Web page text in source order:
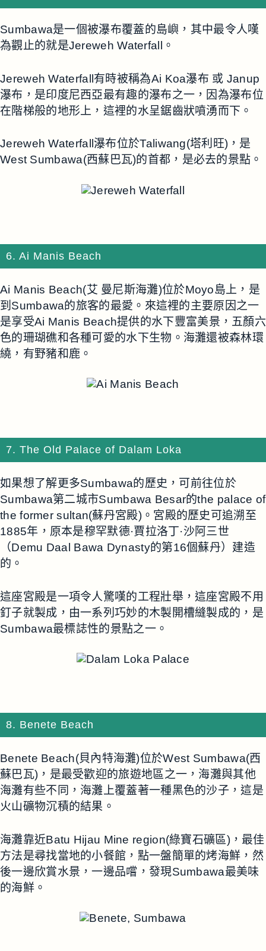
Sumbawa是一個被瀑布覆蓋的島嶼，其中最令人嘆
為觀止的就是Jereweh Waterfall。
Jereweh Waterfall有時被稱為Ai Koa瀑布 或 Janup
瀑布，是印度尼西亞最有趣的瀑布之一，因為瀑布位
在階梯般的地形上，這裡的水呈鋸齒狀噴湧而下。
Jereweh Waterfall瀑布位於Taliwang(塔利旺)，是
West Sumbawa(西蘇巴瓦)的首都，是必去的景點。
6. Ai Manis Beach
Ai Manis Beach(艾 曼尼斯海灘)位於Moyo島上，是
到Sumbawa的旅客的最愛。來這裡的主要原因之一
是享受Ai Manis Beach提供的水下豐富美景，五顏六
色的珊瑚礁和各種可愛的水下生物。海灘還被森林環
繞，有野豬和鹿。
7. The Old Palace of Dalam Loka
如果想了解更多Sumbawa的歷史，可前往位於
Sumbawa第二城市Sumbawa Besar的the palace of
the former sultan(蘇丹宮殿)。宮殿的歷史可追溯至
1885年，原本是穆罕默德·賈拉洛丁·沙阿三世
（Demu Daal Bawa Dynasty的第16個蘇丹）建造
的。
這座宮殿是一項令人驚嘆的工程壯舉，這座宮殿不用
釘子就製成，由一系列巧妙的木製開槽縫製成的，是
Sumbawa最標誌性的景點之一。
8. Benete Beach
Benete Beach(貝內特海灘)位於West Sumbawa(西
蘇巴瓦)，是最受歡迎的旅遊地區之一，海灘與其他
海灘有些不同，海灘上覆蓋著一種黑色的沙子，這是
火山礦物沉積的結果。
海灘靠近Batu Hijau Mine region(綠寶石礦區)，最佳
方法是尋找當地的小餐館，點一盤簡單的烤海鮮，然
後一邊欣賞水景，一邊品嚐，發現Sumbawa最美味
的海鮮。